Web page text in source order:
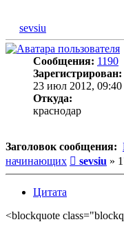
sevsiu
Сообщения: 1190
Зарегистрирован:
23 июл 2012, 09:40
Откуда:
краснодар
Заголовок сообщения:
начинающих
sevsiu »
Цитата
<blockquote